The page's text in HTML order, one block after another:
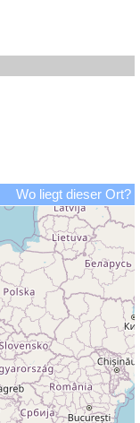
Wo liegt dieser Ort?